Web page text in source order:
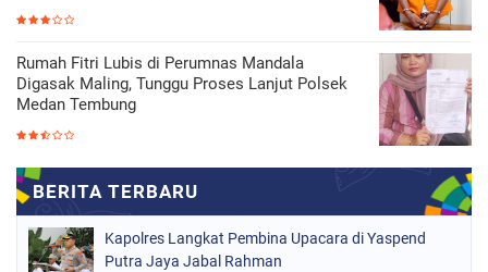
Rumah Fitri Lubis di Perumnas Mandala
Digasak Maling, Tunggu Proses Lanjut Polsek
Medan Tembung
Kapolres Langkat Pembina Upacara di Yaspend
Putra Jaya Jabal Rahman